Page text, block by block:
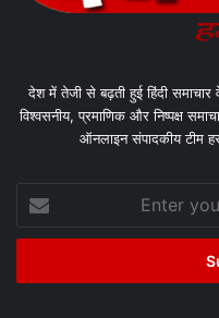
देश में तेजी से बढ़ती हुई हिंदी
विश्वसनीय, प्रमाणिक और निष्पक्ष
ऑनलाइन संपादकीय टीम
your
Email